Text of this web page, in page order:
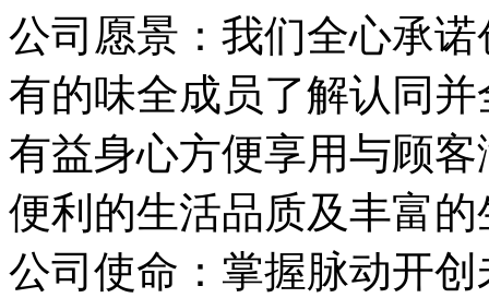
公司愿景：我们全心承
有的味全成员了解认同
有益身心方便享用与顾
便利的生活品质及丰富
公司使命：掌握脉动开